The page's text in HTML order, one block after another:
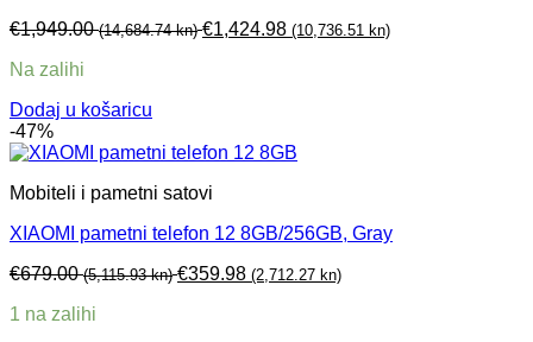
€1,949.00 (14,684.74 kn) €1,424.98 (10,736.51 kn)
Na zalihi
Dodaj u košaricu
-47%
Mobiteli i pametni satovi
XIAOMI pametni telefon 12 8GB/256GB, Gray
€679.00 (5,115.93 kn) €359.98 (2,712.27 kn)
1 na zalihi